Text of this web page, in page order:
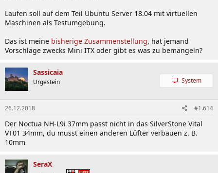
Laufen soll auf dem Teil Ubuntu Server 18.04 mit virtuellen
Maschinen als Testumgebung.
Das ist meine bisherige Zusammenstellung, hat jemand
Vorschläge zwecks Mini ITX oder gibt es was zu bemängeln?
Sassicaia
Urgestein System
26.12.2018 #1.614
Der Noctua NH-L9i 37mm passt nicht in das SilverStone Vital
VT01 34mm, du musst einen anderen Lüfter verbauen z. B.
10mm
SeraX